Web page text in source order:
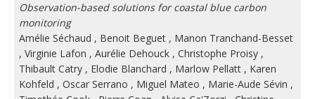
Observation-based solutions for coastal blue carbon
monitoring
Amélie Séchaud , Benoit Beguet , Manon Tranchand-Besset
, Virginie Lafon , Aurélie Dehouck , Christophe Proisy ,
Thibault Catry , Elodie Blanchard , Marlow Pellatt , Karen
Kohfeld , Oscar Serrano , Miguel Mateo , Marie-Aude Sévin ,